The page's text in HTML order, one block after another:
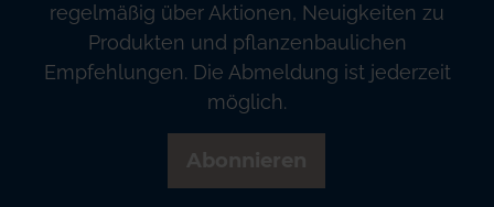
regelmäßig über Aktionen, Neuigkeiten zu
Produkten und pflanzenbaulichen
Empfehlungen. Die Abmeldung ist jederzeit
möglich.